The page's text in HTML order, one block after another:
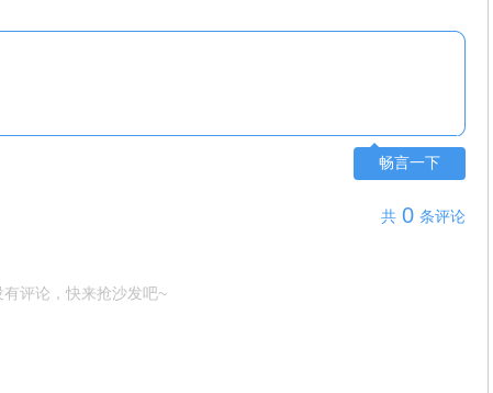
畅言一下
共 0 条评论
有评论，快来抢沙发吧~